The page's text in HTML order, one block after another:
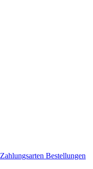
Zahlungsarten Bestellungen